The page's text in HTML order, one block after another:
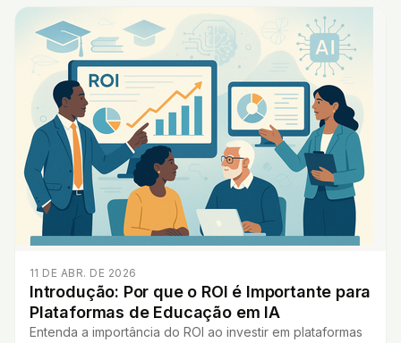
11 DE ABR. DE 2026
Introdução: Por que o ROI é Importante para
Plataformas de Educação em IA
Entenda a importância do ROI ao investir em plataformas